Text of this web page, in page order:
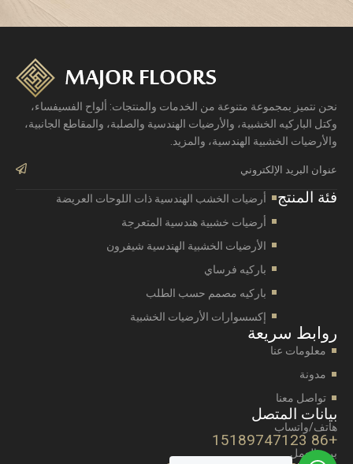
نحن نتميز بمجموعة متنوعة من الخدمات والمنتجات: ألواح الفسيفساء،
وكتل الباركيه الخشبية، والأرضيات الهندسية والصلبة، والمقاطع الجانبية،
والأرضيات الخشبية الهندسية، والمزيد.
فئة المنتج
أرضيات الخشب الهندسية ذات اللوحات العريضة
أرضيات خشبية هندسية المتعرجة
الأرضيات الخشبية الهندسية شيفرون
باركيه فرساي
باركيه مصمم حسب الطلب
إكسسوارات الأرضيات الخشبية
روابط سريعة
معلومات عنا
مدونة
تواصل معنا
بيانات المتصل
هاتف/واتساب
+86 15189747123
بريد العمل